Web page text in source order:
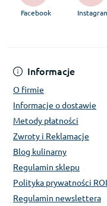
Informacje
O firmie
Informacje o dostawie
Metody płatności
Zwroty i Reklamacje
Blog kulinarny
Regulamin sklepu
Polityka prywatności
Regulamin newslettera
Facebook